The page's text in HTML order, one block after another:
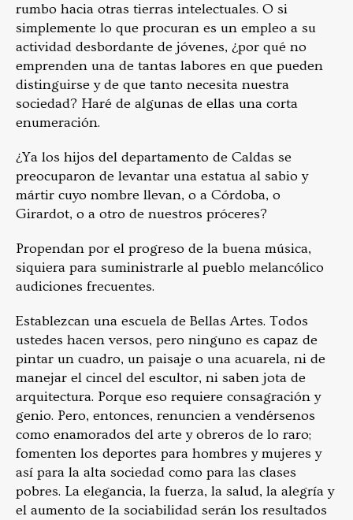
rumbo hacia otras tierras intelectuales. O si
simplemente lo que procuran es un empleo a su
actividad desbordante de jóvenes, ¿por qué no
emprenden una de tantas labores en que pueden
distinguirse y de que tanto necesita nuestra
sociedad? Haré de algunas de ellas una corta
enumeración.
¿Ya los hijos del departamento de Caldas se
preocuparon de levantar una estatua al sabio y
mártir cuyo nombre llevan, o a Córdoba, o
Girardot, o a otro de nuestros próceres?
Propendan por el progreso de la buena música,
siquiera para suministrarle al pueblo melancólico
audiciones frecuentes.
Establezcan una escuela de Bellas Artes. Todos
ustedes hacen versos, pero ninguno es capaz de
pintar un cuadro, un paisaje o una acuarela, ni de
manejar el cincel del escultor, ni saben jota de
arquitectura. Porque eso requiere consagración y
genio. Pero, entonces, renuncien a vendérsenos
como enamorados del arte y obreros de lo raro;
fomenten los deportes para hombres y mujeres y
así para la alta sociedad como para las clases
pobres. La elegancia, la fuerza, la salud, la alegría y
el aumento de la sociabilidad serán los resultados